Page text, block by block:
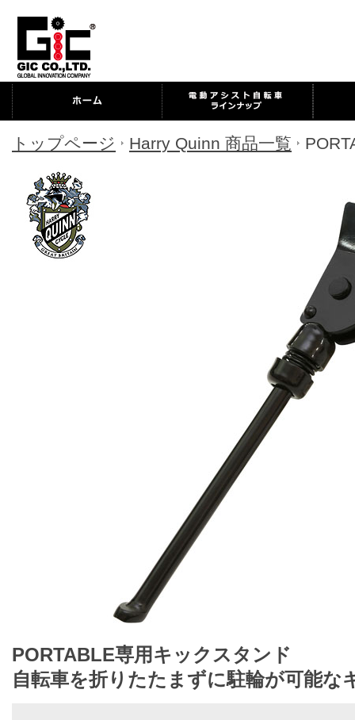
トップページ Harry Quinn 商品一覧
PORTABLE専用キックスタンド
自転車を折りたたまずに駐輪が可能な